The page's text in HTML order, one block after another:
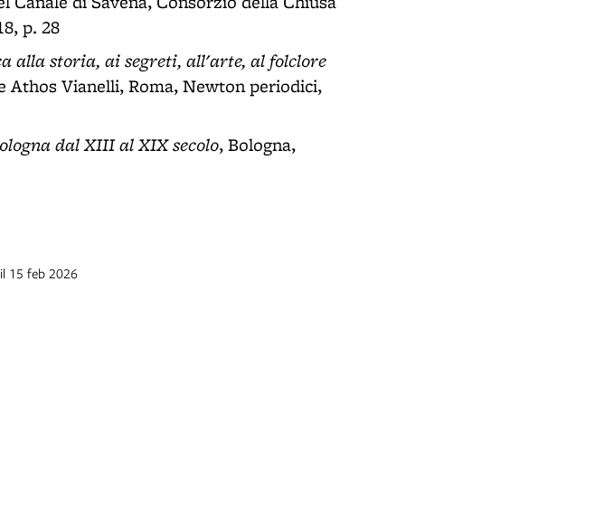
p. 28
alla storia, ai segreti, all'arte, al folclore
Athos Vianelli, Roma, Newton periodici,
dal XIII al XIX secolo, Bologna,
15 feb 2026